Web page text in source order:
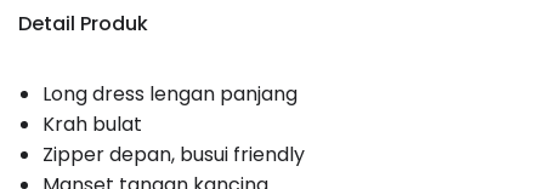
Detail Produk
Long dress lengan panjang
Krah bulat
Zipper depan, busui friendly